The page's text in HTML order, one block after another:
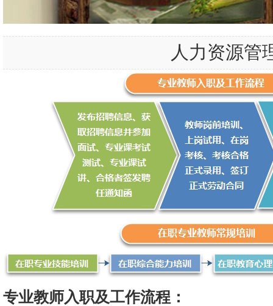
人力资源管
专业教师入职及工作流程：